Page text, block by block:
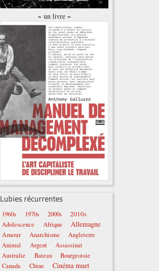
~ un livre ~
Lubies récurrentes
1960s 1970s 2000s 2010s
Adolescence Afrique Allemagne
Amour Anarchisme
Angleterre
Animal
Argent
Assassinat
Australie
Bateau
Bourgeoisie
Canada
Chine Cinéma muet